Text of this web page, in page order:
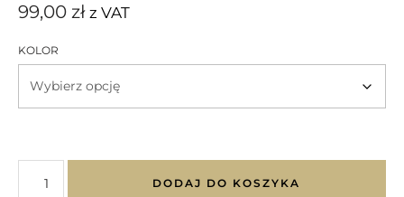
99,00 zł z VAT
KOLOR
DODAJ DO KOSZYKA